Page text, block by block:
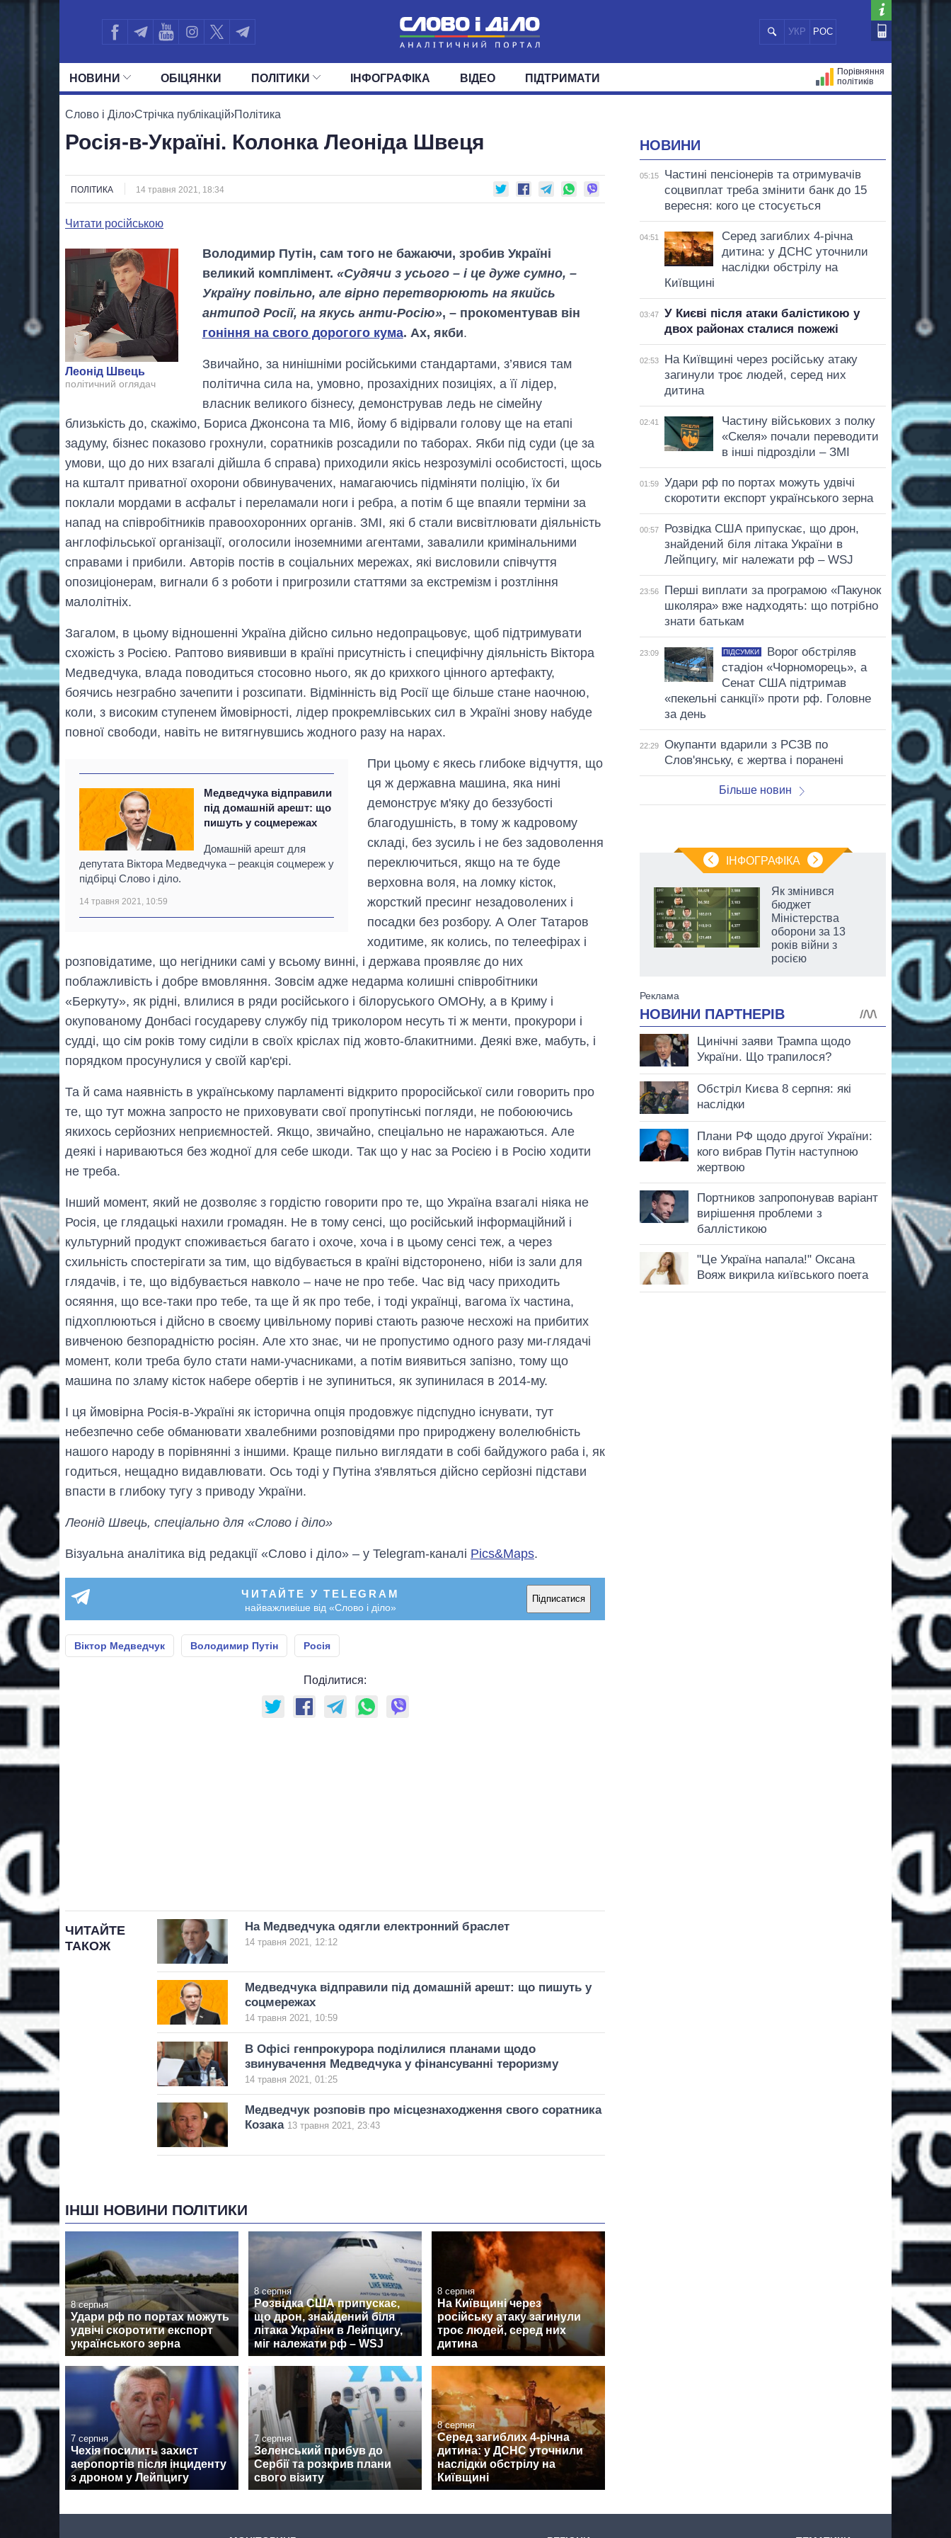
УКР РОС
НОВИНИ
ПОЛІТИКА ЕКОНОМІКА
ОБIЦЯНКИ ПОЛIТИКИ
УСІ ПОЛІТИКИ ПРЕЗИДЕНТ І ОФІС
ДЕПУТАТИ КОМІТЕТИ
ІНФОГРАФІКА ВІДЕО ПІДТРИМАТИ
Порівняння
політиків
Слово і Діло›Стрічка публікацій›Політика
Росія-в-Україні. Колонка Леоніда Швеця
ПОЛІТИКА 14 травня 2021, 18:34
Читати російською
Леонід Швець
політичний оглядач
Володимир Путін, сам того не бажаючи, зробив Україні
великий комплімент. «Судячи з усього – і це дуже сумно, –
Україну повільно, але вірно перетворюють на якийсь
антипод Росії, на якусь анти-Росію», – прокоментував він
гоніння на свого дорогого кума. Ах, якби.
Звичайно, за нинішніми російськими стандартами, з’явися там
політична сила на, умовно, прозахідних позиціях, а її лідер,
власник великого бізнесу, демонстрував ледь не сімейну
близькість до, скажімо, Бориса Джонсона та МІ6, йому б відірвали голову ще на етапі
задуму, бізнес показово грохнули, соратників розсадили по таборах. Якби під суди (це за
умови, що до них взагалі дійшла б справа) приходили якісь незрозумілі особистості, щось
на кшталт приватної охорони обвинувачених, намагаючись підміняти поліцію, їх би
поклали мордами в асфальт і переламали ноги і ребра, а потім б ще впаяли терміни за
напад на співробітників правоохоронних органів. ЗМІ, які б стали висвітлювати діяльність
англофільської організації, оголосили іноземними агентами, завалили кримінальними
справами і прибили. Авторів постів в соціальних мережах, які висловили співчуття
опозиціонерам, вигнали б з роботи і пригрозили статтями за екстремізм і розтління
малолітніх.
Загалом, в цьому відношенні Україна дійсно сильно недопрацьовує, щоб підтримувати
схожість з Росією. Раптово виявивши в країні присутність і специфічну діяльність Віктора
Медведчука, влада поводиться стосовно нього, як до крихкого цінного артефакту,
боячись незграбно зачепити і розсипати. Відмінність від Росії ще більше стане наочною,
коли, з високим ступенем ймовірності, лідер прокремлівських сил в Україні знову набуде
повної свободи, навіть не витягнувшись жодного разу на нарах.
Медведчука відправили
під домашній арешт: що
пишуть у соцмережах
Домашній арешт для
депутата Віктора Медведчука – реакція соцмереж у
підбірці Слово і діло.
14 травня 2021, 10:59
При цьому є якесь глибоке відчуття, що
ця ж державна машина, яка нині
демонструє м'яку до беззубості
благодушність, в тому ж кадровому
складі, без зусиль і не без задоволення
переключиться, якщо на те буде
верховна воля, на ломку кісток,
жорсткий пресинг незадоволених і
посадки без розбору. А Олег Татаров
ходитиме, як колись, по телеефірах і
розповідатиме, що негідники самі у всьому винні, і держава проявляє до них
поблажливість і добре вмовляння. Зовсім адже недарма колишні співробітники
«Беркуту», як рідні, влилися в ряди російського і білоруського ОМОНу, а в Криму і
окупованому Донбасі государеву службу під триколором несуть ті ж менти, прокурори і
судді, що сім років тому сиділи в своїх кріслах під жовто-блакитними. Деякі вже, мабуть, і
порядком просунулися у своїй кар'єрі.
Та й сама наявність в українському парламенті відкрито проросійської сили говорить про
те, що тут можна запросто не приховувати свої пропутінські погляди, не побоюючись
якихось серйозних неприємностей. Якщо, звичайно, спеціально не наражаються. Але
деякі і нариваються без жодної для себе шкоди. Так що у нас за Росією і в Росію ходити
не треба.
Інший момент, який не дозволяє з гордістю говорити про те, що Україна взагалі ніяка не
Росія, це глядацькі нахили громадян. Не в тому сенсі, що російський інформаційний і
культурний продукт споживається багато і охоче, хоча і в цьому сенсі теж, а через
схильність спостерігати за тим, що відбувається в країні відсторонено, ніби із зали для
глядачів, і те, що відбувається навколо – наче не про тебе. Час від часу приходить
осяяння, що все-таки про тебе, та ще й як про тебе, і тоді українці, вагома їх частина,
підхоплюються і дійсно в своєму цивільному пориві стають разюче несхожі на прибитих
вивченою безпорадністю росіян. Але хто знає, чи не пропустимо одного разу ми-глядачі
момент, коли треба було стати нами-учасниками, а потім виявиться запізно, тому що
машина по зламу кісток набере обертів і не зупиниться, як зупинилася в 2014-му.
І ця ймовірна Росія-в-Україні як історична опція продовжує підспудно існувати, тут
небезпечно себе обманювати хвалебними розповідями про природжену волелюбність
нашого народу в порівнянні з іншими. Краще пильно виглядати в собі байдужого раба і, як
годиться, нещадно видавлювати. Ось тоді у Путіна з'являться дійсно серйозні підстави
впасти в глибоку тугу з приводу України.
Леонід Швець, спеціально для «Слово і діло»
Візуальна аналітика від редакції «Слово і діло» – у Telegram-каналі Pics&Maps.
ЧИТАЙТЕ У TELEGRAM
найважливіше від «Слово і діло»
Підписатися
Віктор Медведчук Володимир Путін Росія
Поділитися:
ЧИТАЙТЕ
ТАКОЖ
На Медведчука одягли електронний браслет
14 травня 2021, 12:12
Медведчука відправили під домашній арешт: що пишуть у
соцмережах
14 травня 2021, 10:59
В Офісі генпрокурора поділилися планами щодо
звинувачення Медведчука у фінансуванні тероризму
14 травня 2021, 01:25
Медведчук розповів про місцезнаходження свого соратника
Козака 13 травня 2021, 23:43
ІНШІ НОВИНИ ПОЛІТИКИ
8 серпня
Удари рф по портах можуть
удвічі скоротити експорт
українського зерна
8 серпня
Розвідка США припускає,
що дрон, знайдений біля
літака України в Лейпцигу,
міг належати рф – WSJ
8 серпня
На Київщині через
російську атаку загинули
троє людей, серед них
дитина
7 серпня
Чехія посилить захист
аеропортів після інциденту
з дроном у Лейпцигу
7 серпня
Зеленський прибув до
Сербії та розкрив плани
свого візиту
8 серпня
Серед загиблих 4-річна
дитина: у ДСНС уточнили
наслідки обстрілу на
Київщині
НОВИНИ
05:15
Частині пенсіонерів та отримувачів
соцвиплат треба змінити банк до 15
вересня: кого це стосується
04:51
Серед загиблих 4-річна
дитина: у ДСНС уточнили
наслідки обстрілу на
Київщині
03:47
У Києві після атаки балістикою у
двох районах сталися пожежі
02:53
На Київщині через російську атаку
загинули троє людей, серед них
дитина
02:41
Частину військових з полку
«Скеля» почали переводити
в інші підрозділи – ЗМІ
01:59
Удари рф по портах можуть удвічі
скоротити експорт українського зерна
00:57
Розвідка США припускає, що дрон,
знайдений біля літака України в
Лейпцигу, міг належати рф – WSJ
23:56
Перші виплати за програмою «Пакунок
школяра» вже надходять: що потрібно
знати батькам
23:09 ПІДСУМКИ
Ворог обстріляв
стадіон «Чорноморець», а
Сенат США підтримав
«пекельні санкції» проти рф. Головне
за день
22:29
Окупанти вдарили з РСЗВ по
Слов'янську, є жертва і поранені
Більше новин
ІНФОГРАФІКА
Від 1 місяця – до 5
років: хто і як
довго обіймав
посаду керівника
СЗР
Як змінився
бюджет
Міністерства
оборони за 13
років війни з
росією